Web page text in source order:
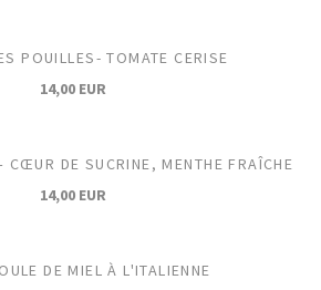
POUILLES- TOMATE CERISE
14,00 EUR
CŒUR DE SUCRINE, MENTHE FRAÎCHE
14,00 EUR
DE MIEL À L'ITALIENNE